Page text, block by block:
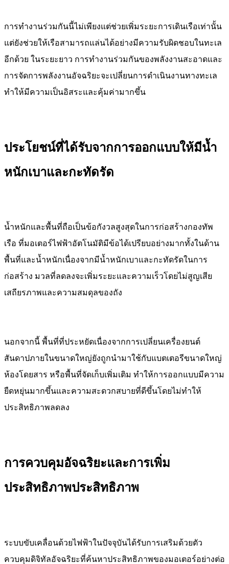
การทำงานร่วมกันนี้ไม่เพียงแต่ช่วยเพิ่มระยะการเดินเรือเท่านั้น
แต่ยังช่วยให้เรือสามารถแล่นได้อย่างมีความรับผิดชอบในทะเล
อีกด้วย ในระยะยาว การทำงานร่วมกันของพลังงานสะอาดและ
การจัดการพลังงานอัจฉริยะจะเปลี่ยนการดำเนินงานทางทะเล
ทำให้มีความเป็นอิสระและคุ้มค่ามากขึ้น
ประโยชน์ที่ได้รับจากการออกแบบให้มีน้ำ
หนักเบาและกะทัดรัด
น้ำหนักและพื้นที่ถือเป็นข้อกังวลสูงสุดในการก่อสร้างกองทัพ
เรือ ที่มอเตอร์ไฟฟ้าอัตโนมัติมีข้อได้เปรียบอย่างมากทั้งในด้าน
พื้นที่และน้ำหนักเนื่องจากมีน้ำหนักเบาและกะทัดรัดในการ
ก่อสร้าง มวลที่ลดลงจะเพิ่มระยะและความเร็วโดยไม่สูญเสีย
เสถียรภาพและความสมดุลของถัง
นอกจากนี้ พื้นที่ที่ประหยัดเนื่องจากการเปลี่ยนเครื่องยนต์
สันดาปภายในขนาดใหญ่ยังถูกนำมาใช้กับแบตเตอรีขนาดใหญ่
ห้องโดยสาร หรือพื้นที่จัดเก็บเพิ่มเติม ทำให้การออกแบบมีความ
ยืดหยุ่นมากขึ้นและความสะดวกสบายที่ดีขึ้นโดยไม่ทำให้
ประสิทธิภาพลดลง
การควบคุมอัจฉริยะและการเพิ่ม
ประสิทธิภาพประสิทธิภาพ
ระบบขับเคลื่อนด้วยไฟฟ้าในปัจจุบันได้รับการเสริมด้วยตัว
ควบคุมดิจิทัลอัจฉริยะที่ค้นหาประสิทธิภาพของมอเตอร์อย่างต่อ